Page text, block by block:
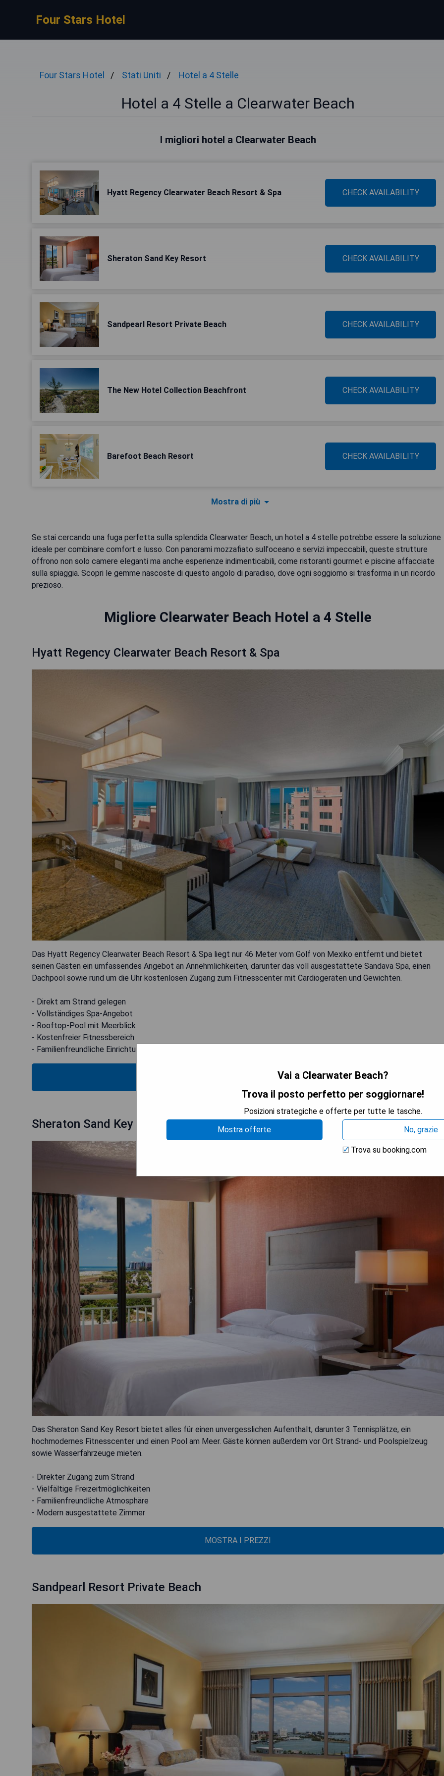
Four Stars Hotel
Four Stars Hotel Stati Uniti Hotel a 4 Stelle
Hotel a 4 Stelle a Clearwater Beach
I migliori hotel a Clearwater Beach
Hyatt Regency Clearwater Beach Resort & Spa CHECK AVAILABILITY
Sheraton Sand Key Resort CHECK AVAILABILITY
Sandpearl Resort Private Beach CHECK AVAILABILITY
The New Hotel Collection Beachfront CHECK AVAILABILITY
Barefoot Beach Resort CHECK AVAILABILITY
Mostra di più
Se stai cercando una fuga perfetta sulla splendida Clearwater Beach, un hotel a 4 stelle potrebbe essere la soluzione
ideale per combinare comfort e lusso. Con panorami mozzafiato sull'oceano e servizi impeccabili, queste strutture
offrono non solo camere eleganti ma anche esperienze indimenticabili, come ristoranti gourmet e piscine affacciate
sulla spiaggia. Scopri le gemme nascoste di questo angolo di paradiso, dove ogni soggiorno si trasforma in un ricordo
prezioso.
Migliore Clearwater Beach Hotel a 4 Stelle
Hyatt Regency Clearwater Beach Resort & Spa
Das Hyatt Regency Clearwater Beach Resort & Spa liegt nur 46 Meter vom Golf von Mexiko entfernt und bietet
seinen Gästen ein umfassendes Angebot an Annehmlichkeiten, darunter das voll ausgestattete Sandava Spa, einen
Dachpool sowie rund um die Uhr kostenlosen Zugang zum Fitnesscenter mit Cardiogeräten und Gewichten.
- Direkt am Strand gelegen
- Vollständiges Spa-Angebot
- Rooftop-Pool mit Meerblick
- Kostenfreier Fitnessbereich
- Familienfreundliche Einrichtungen
Sheraton Sand Key Resort
Das Sheraton Sand Key Resort bietet alles für einen unvergesslichen Aufenthalt, darunter 3 Tennisplätze, ein
hochmodernes Fitnesscenter und einen Pool am Meer. Gäste können außerdem vor Ort Strand- und Poolspielzeug
sowie Wasserfahrzeuge mieten.
- Direkter Zugang zum Strand
- Vielfältige Freizeitmöglichkeiten
- Familienfreundliche Atmosphäre
- Modern ausgestattete Zimmer
MOSTRA I PREZZI
Sandpearl Resort Private Beach
Vai a Clearwater Beach?
Trova il posto perfetto per soggiornare!
Posizioni strategiche e offerte per tutte le tasche.
Mostra offerte
No, grazie
Trova su booking.com